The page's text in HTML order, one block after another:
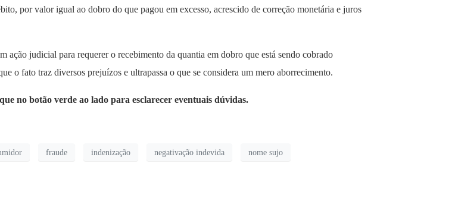
por valor igual ao dobro do que pagou em excesso, acrescido de correção monetária e juros
judicial para requerer o recebimento da quantia em dobro que está sendo cobrado
o fato traz diversos prejuízos e ultrapassa o que se considera um mero aborrecimento.
no botão verde ao lado para esclarecer eventuais dúvidas.
fraude indenização negativação indevida nome sujo